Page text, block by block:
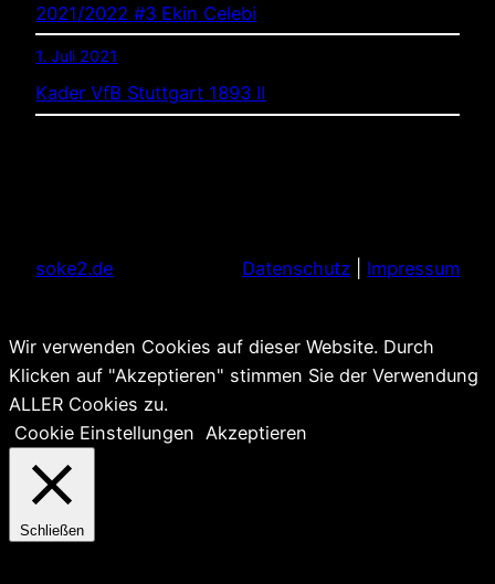
2021/2022 #3 Ekin Celebi
1. Juli 2021
Kader VfB Stuttgart 1893 II
soke2.de Datenschutz Impressum
Wir verwenden Cookies auf dieser Website. Durch
Klicken auf "Akzeptieren" stimmen Sie der Verwendung
ALLER Cookies zu.
Cookie Einstellungen Akzeptieren
Schließen